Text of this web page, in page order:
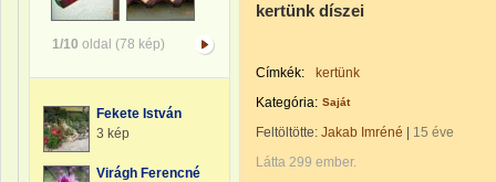
1/10 oldal (78 kép)
Fekete István
3 kép
Virágh Ferencné
kertünk díszei
Címkék:
kertünk
Kategória: Saját
Feltöltötte: Jakab Imréné
15 éve
Látta 299 ember.